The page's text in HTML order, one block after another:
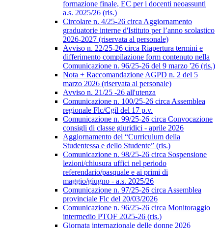
formazione finale, EC per i docenti neoassunti
a.s. 2025/26 (ris.)
Circolare n. 4/25-26 circa Aggiornamento
graduatorie interne d'Istituto per l’anno scolastico
2026-2027 (riservata al personale)
Avviso n. 22/25-26 circa Riapertura termini e
differimento compilazione form contenuto nella
Comunicazione n. 96/25-26 del 9 marzo '26 (ris.)
Nota + Raccomandazione AGPD n. 2 del 5
marzo 2026 (riservata al personale)
Avviso n. 21/25 -26 all'utenza
Comunicazione n. 100/25-26 circa Assemblea
regionale Flc/Cgil del 17 p.v.
Comunicazione n. 99/25-26 circa Convocazione
consigli di classe giuridici - aprile 2026
Aggiornamento del “Curriculum della
Studentessa e dello Studente” (ris.)
Comunicazione n. 98/25-26 circa Sospensione
lezioni/chiusura uffici nel periodo
referendario/pasquale e ai primi di
maggio/giugno - a.s. 2025/26
Comunicazione n. 97/25-26 circa Assemblea
provinciale Flc del 20/03/2026
Comunicazione n. 96/25-26 circa Monitoraggio
intermedio PTOF 2025-26 (ris.)
Giornata internazionale delle donne 2026